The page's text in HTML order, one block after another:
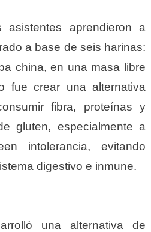
aprendieron a
a base de seis harinas:
china, en una masa libre
fue crear una alternativa
fibra, proteínas y
gluten, especialmente a
intolerancia, evitando
digestivo e inmune.
una alternativa de